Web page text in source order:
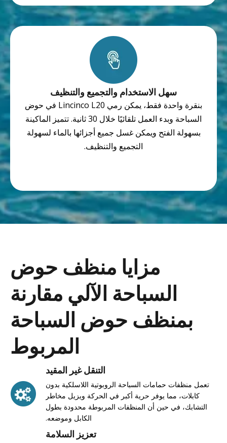
سهل الاستخدام والتجميع والتنظيف
بنقرة واحدة فقط، يمكن رمي Lincinco L20 في حوض
السباحة وبدء العمل تلقائيًا خلال 30 ثانية. تتميز الماكينة
بسهولة الفتح ويمكن غسل جميع أجزائها بالماء لسهولة
التجميع والتنظيف.
مزايا منظف حوض
السباحة الآلي مقارنة
بمنظف حوض السباحة
المربوط
التنقل غير المقيد
تعمل منظفات حمامات السباحة الروبوتية اللاسلكية بدون
كابلات، مما يوفر حرية أكبر في الحركة ويزيل مخاطر
التشابك، في حين أن المنظفات المربوطة محدودة بطول
الكابل وموضعه.
تعزيز السلامة